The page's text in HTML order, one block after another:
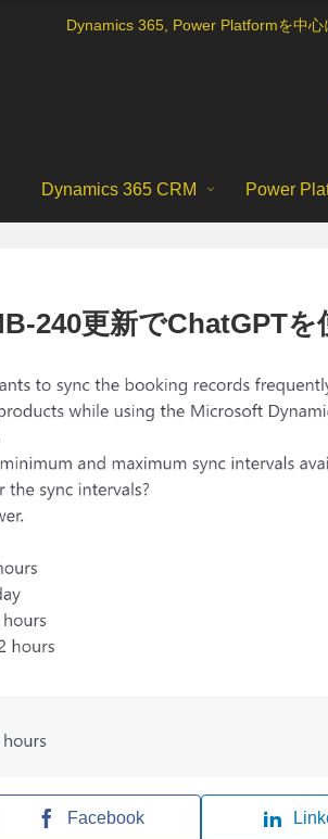
Dynamics 365, Power Platformを中
Dynamics 365 CRM Power
240更新でChatGPTを
Facebook